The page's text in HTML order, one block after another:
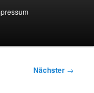
und
Nächster →